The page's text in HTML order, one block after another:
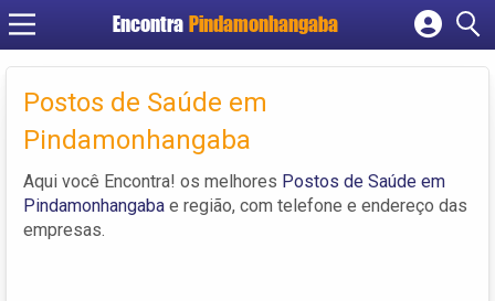
Encontra Pindamonhangaba
Cadastrar empresa
Criar conta
Postos de Saúde em
Pindamonhangaba
Aqui você Encontra! os melhores Postos de Saúde em
Pindamonhangaba e região, com telefone e endereço das
empresas.